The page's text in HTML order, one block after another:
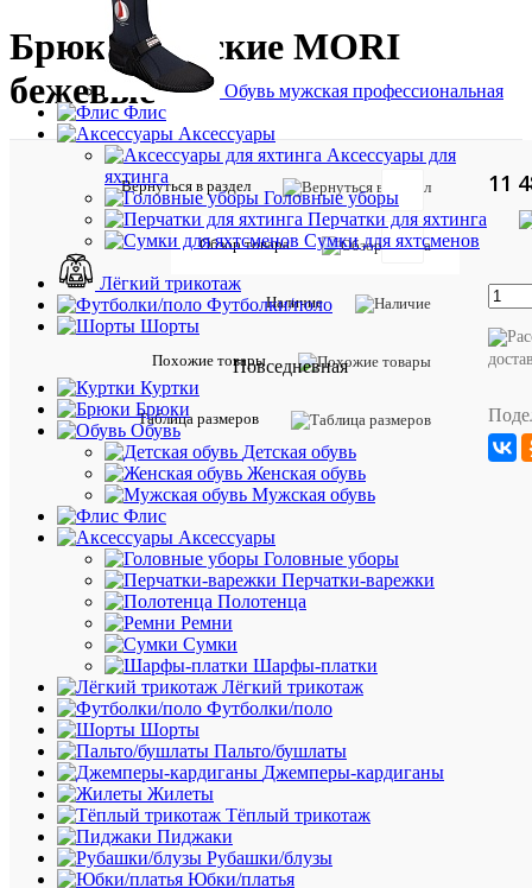
Обувь мужская профессиональная
Флис
Аксессуары
Аксессуары для
яхтинга
Головные уборы
Перчатки для яхтинга
Сумки для яхтсменов
Лёгкий трикотаж
Футболки/поло
Шорты
Повседневная
Куртки
Брюки
Обувь
Детская обувь
Женская обувь
Мужская обувь
Флис
Аксессуары
Головные уборы
Перчатки-варежки
Полотенца
Ремни
Сумки
Шарфы-платки
Лёгкий трикотаж
Футболки/поло
Шорты
Пальто/бушлаты
Джемперы-кардиганы
Жилеты
Тёплый трикотаж
Пиджаки
Рубашки/блузы
Юбки/платья
Брюки мужские MORI
бежевые
Вернуться в раздел
Обзор товара
Наличие
Похожие товары
Таблица размеров
11